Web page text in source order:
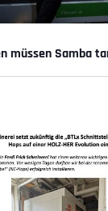
müssen Samba